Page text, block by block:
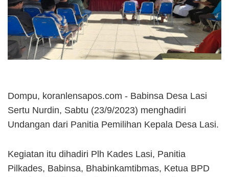
Dompu, koranlensapos.com - Babinsa Desa Lasi
Sertu Nurdin, Sabtu (23/9/2023) menghadiri
Undangan dari Panitia Pemilihan Kepala Desa Lasi.
Kegiatan itu dihadiri Plh Kades Lasi, Panitia
Pilkades, Babinsa, Bhabinkamtibmas, Ketua BPD